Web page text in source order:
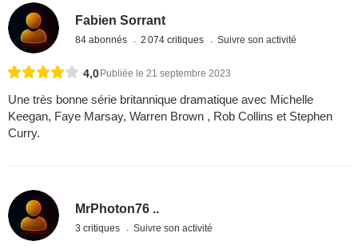
Fabien Sorrant
84 abonnés 2 074 critiques Suivre son activité
4,0 Publiée le 21 septembre 2023
Une très bonne série britannique dramatique avec Michelle
Keegan, Faye Marsay, Warren Brown , Rob Collins et Stephen
Curry.
MrPhoton76 ..
3 critiques Suivre son activité